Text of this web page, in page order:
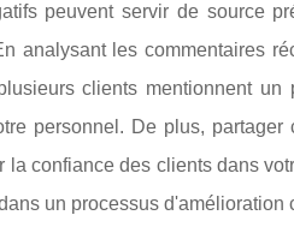
peuvent servir de source
analysant les commentaires
clients mentionnent
personnel. De plus,
la confiance des clients dans
un processus d'amélioration